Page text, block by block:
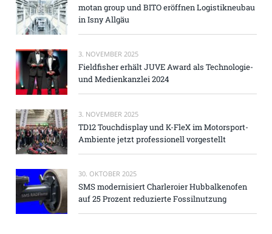
motan group und BITO eröffnen Logistikneubau
in Isny Allgäu
3. NOVEMBER 2025
Fieldfisher erhält JUVE Award als Technologie-
und Medienkanzlei 2024
3. NOVEMBER 2025
TD12 Touchdisplay und K-FleX im Motorsport-
Ambiente jetzt professionell vorgestellt
30. OKTOBER 2025
SMS modernisiert Charleroier Hubbalkenofen
auf 25 Prozent reduzierte Fossilnutzung